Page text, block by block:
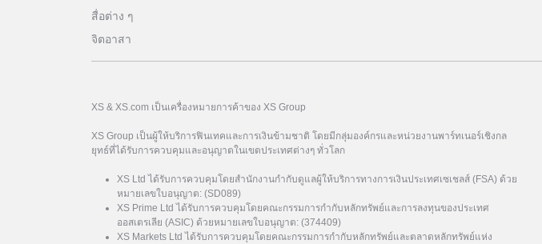
สื่อต่าง ๆ
จิตอาสา
XS & XS.com เป็นเครื่องหมายการค้าของ XS Group
XS Group เป็นผู้ให้บริการฟินเทคและการเงินข้ามชาติ โดยมีกลุ่มองค์กรและหน่วยงานพาร์ทเนอร์เชิงกล
ยุทธ์ที่ได้รับการควบคุมและอนุญาตในเขตประเทศต่างๆ ทั่วโลก
XS Ltd ได้รับการควบคุมโดยสำนักงานกำกับดูแลผู้ให้บริการทางการเงินประเทศเซเชลส์ (FSA) ด้วย
หมายเลขใบอนุญาต: (SD089)
XS Prime Ltd ได้รับการควบคุมโดยคณะกรรมการกำกับหลักทรัพย์และการลงทุนของประเทศ
ออสเตรเลีย (ASIC) ด้วยหมายเลขใบอนุญาต: (374409)
XS Markets Ltd ได้รับการควบคุมโดยคณะกรรมการกำกับหลักทรัพย์และตลาดหลักทรัพย์แห่ง